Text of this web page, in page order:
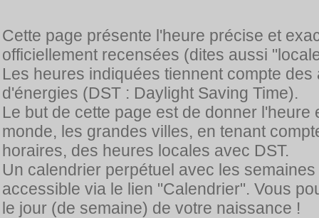
Cette page présente l'heure précise et
officiellement recensées (dites aussi
Les heures indiquées tiennent compte
d'énergies (DST : Daylight Saving Time).
Le but de cette page est de donner
monde, les grandes villes, en tenant
horaires, des heures locales avec DST.
Un calendrier perpétuel avec les
accessible via le lien "Calendrier". Vous
le jour (de semaine) de votre naissance !